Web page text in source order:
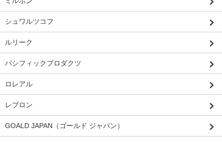
シュワルツコフ
ルリーク
パシフィックプロダクツ
ロレアル
レブロン
GOALD JAPAN（ゴールド ジャパン）